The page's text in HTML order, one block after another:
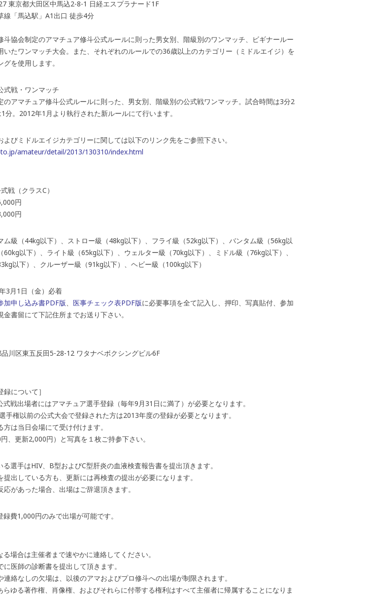
都大田区中馬込2-8-1 日経エスプラナード1F
込駅」A1出口 徒歩4分
斗協会制定のアマチュア修斗公式ルールに則った男女別、階級別のワンマッチ、ビギナールー
いたワンマッチ大会。また、それぞれのルールでの36歳以上のカテゴリー（ミドルエイジ）を
を使用します。
戦・ワンマッチ
アマチュア修斗公式ルールに則った、男女別、階級別の公式戦ワンマッチ。試合時間は3分2
分。2012年1月より執行された新ルールにて行います。
びミドルエイジカテゴリーに関しては以下のリンク先をご参照下さい。
amateur/detail/2013/130310/index.html
戦（クラスC）
円
円
ム級（44kg以下）、ストロー級（48kg以下）、フライ級（52kg以下）、バンタム級（56kg以
60kg以下）、ライト級（65kg以下）、ウェルター級（70kg以下）、ミドル級（76kg以下）、
以下）、クルーザー級（91kg以下）、ヘビー級（100kg以下）
3月1日（金）必着
加申し込み書PDF版、 医事チェック表PDF版に必要事項を全て記入し、押印、写真貼付、参加
書留にて下記住所までお送り下さい。
川区東五反田5-28-12 ワタナベボクシングビル6F
録について］
戦出場者にはアマチュア選手登録（毎年9月31日に満了）が必要となります。
手権以前の公式大会で登録された方は2013年度の登録が必要となります。
は当日会場にて受け付けます。
、更新2,000円）と写真を１枚ご持参下さい。
選手はHIV、B型およびC型肝炎の血液検査報告書を提出頂きます。
出している方も、更新には再検査の提出が必要になります。
があった場合、出場はご辞退頂きます。
費1,000円のみで出場が可能です。
場合は主催者まで速やかに連絡してください。
医師の診断書を提出して頂きます。
絡なしの欠場は、以後のアマおよびプロ修斗への出場が制限されます。
らゆる著作権、肖像権、およびそれらに付帯する権利はすべて主催者に帰属することになりま